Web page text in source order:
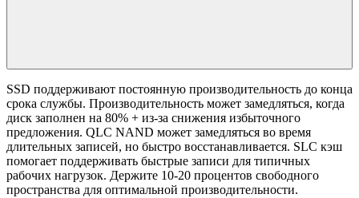
SSD поддерживают постоянную производительность до конца
срока службы. Производительность может замедляться, когда
диск заполнен на 80% + из-за снижения избыточного
предложения. QLC NAND может замедляться во время
длительных записей, но быстро восстанавливается. SLC кэш
помогает поддерживать быстрые записи для типичных
рабочих нагрузок. Держите 10-20 процентов свободного
пространства для оптимальной производительности.